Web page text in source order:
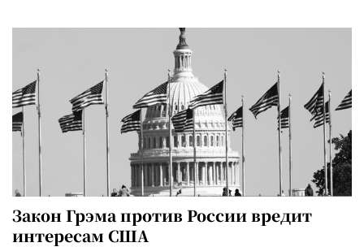
Закон Грэма против России вредит
интересам США